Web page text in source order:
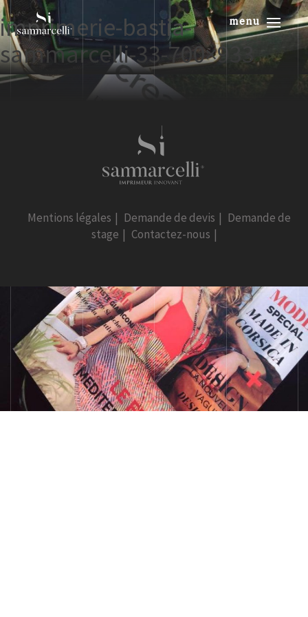
menu
imprimerie-bastia-
sammarcelli-33-700×933
Mentions légales | Demande de devis | Demande de
stage | Contactez-nous |